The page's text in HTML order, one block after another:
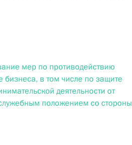
г. № 244-ФЗ
г. № 252-ФЗ
мер по противодействию
бизнеса, в том числе по защите
деятельности от
положением со стороны